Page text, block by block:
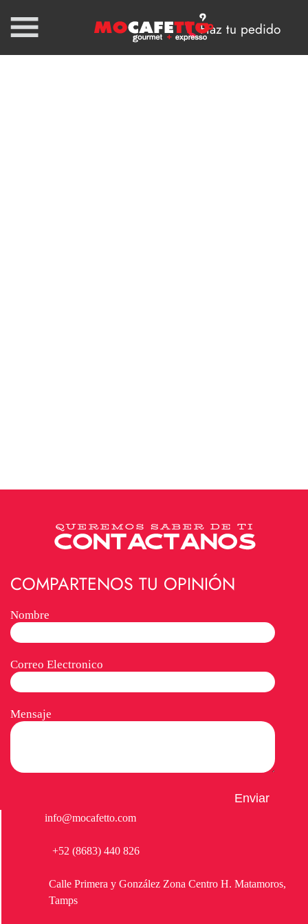
Haz tu pedido
COMPARTENOS TU OPINIÓN
Nombre
Correo Electronico
Mensaje
info@mocafetto.com
+52 (8683) 440 826
Calle Primera y González Zona Centro H. Matamoros,
Tamps